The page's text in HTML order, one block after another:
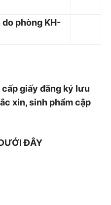
phòng KH-
giấy đăng ký lưu
xin, sinh phẩm cập
ĐÂY